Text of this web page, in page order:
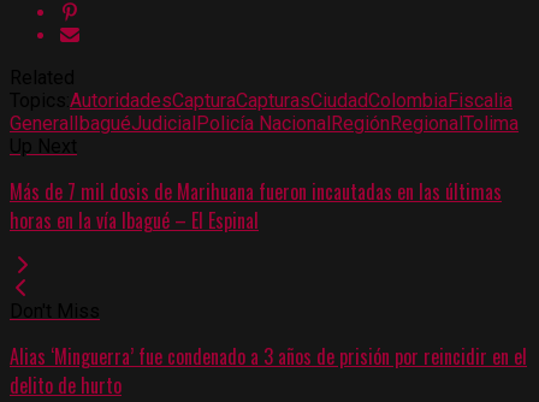
AutoridadesCapturaCapturasCiudadColombiaFiscalia
GeneralIbaguéJudicialPolicía NacionalRegiónRegionalTolima
Más de 7 mil dosis de Marihuana fueron incautadas en las últimas
horas en la vía Ibagué – El Espinal
Alias ‘Minguerra’ fue condenado a 3 años de prisión por reincidir en el
delito de hurto